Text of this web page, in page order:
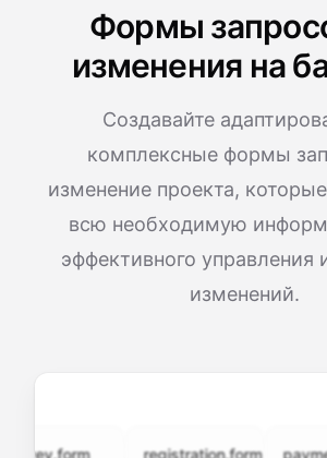
Формы
изменения на
Создавайте
комплексные формы
изменение проекта,
всю необходимую
эффективного управления
изменений.
registration.form